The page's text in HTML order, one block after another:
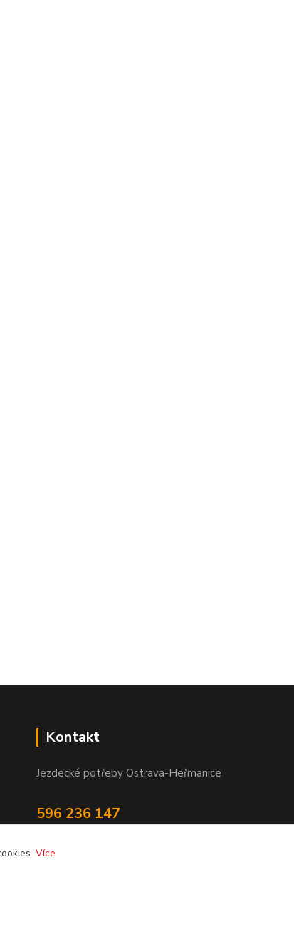
Kontakt
Jezdecké potřeby Ostrava-Heřmanice
596 236 147
Více